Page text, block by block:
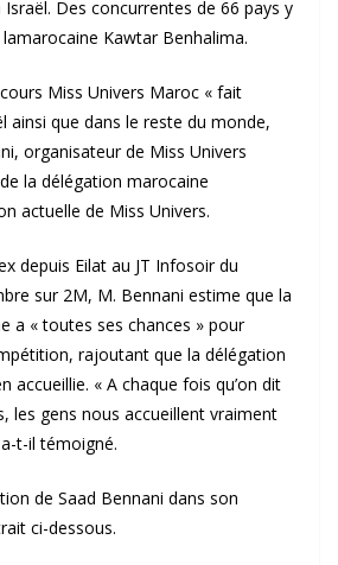
Des concurrentes de 66 pays y
Kawtar Benhalima.
Miss Univers Maroc « fait
ainsi que dans le reste du monde,
organisateur de Miss Univers
la délégation marocaine
actuelle de Miss Univers.
depuis Eilat au JT Infosoir du
sur 2M, M. Bennani estime que la
a « toutes ses chances » pour
rajoutant que la délégation
accueillie. « A chaque fois qu’on dit
les gens nous accueillent vraiment
t-il témoigné.
de Saad Bennani dans son
ci-dessous.